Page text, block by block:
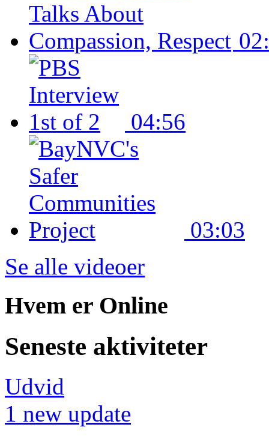
04:56
03:03
Se alle videoer
Hvem er Online
Seneste aktiviteter
Udvid
1 new update